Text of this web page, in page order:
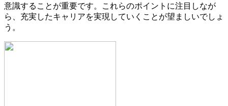
意識することが重要です。これらのポイントに注目しなが
ら、充実したキャリアを実現していくことが望ましいでしょ
う。